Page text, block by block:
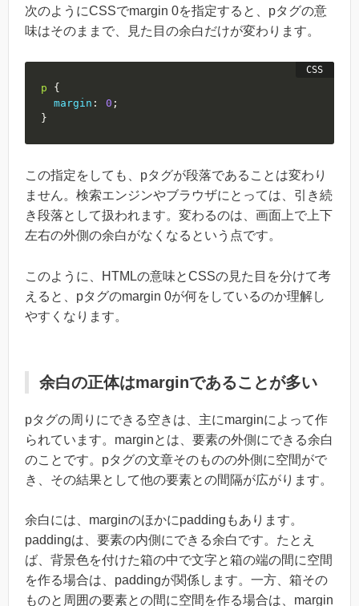
次のようにCSSでmargin 0を指定すると、pタグの意
味はそのままで、見た目の余白だけが変わります。
p
{
margin : 0 ;
}
この指定をしても、pタグが段落であることは変わり
ません。検索エンジンやブラウザにとっては、引き続
き段落として扱われます。変わるのは、画面上で上下
左右の外側の余白がなくなるという点です。
このように、HTMLの意味とCSSの見た目を分けて考
えると、pタグのmargin 0が何をしているのか理解し
やすくなります。
余白の正体はmarginであることが多い
pタグの周りにできる空きは、主にmarginによって作
られています。marginとは、要素の外側にできる余白
のことです。pタグの文章そのものの外側に空間がで
き、その結果として他の要素との間隔が広がります。
余白には、marginのほかにpaddingもあります。
paddingは、要素の内側にできる余白です。たとえ
ば、背景色を付けた箱の中で文字と箱の端の間に空間
を作る場合は、paddingが関係します。一方、箱その
ものと周囲の要素との間に空間を作る場合は、margin